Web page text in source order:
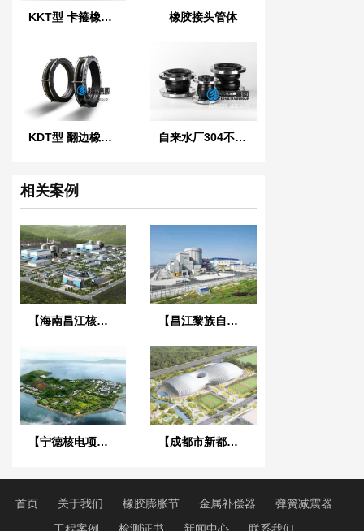
KKT型 卡箍橡胶接头 橡胶接头管体
KDT型 翻边橡胶接头 自来水厂304不锈钢橡胶管接头
相关案例
【海南昌江核电站项目】1、2号机通用机械橡胶接头合同 【昌江黎族自治区海南核电项目】橡胶膨胀节合同
【宁德核电项目】橡胶接头合同 【成都市新都香城体育中心】弹簧减震器合同
首页 关于我们 橡胶膨胀节 金属补偿器
弹簧减震器
工程案例
检测证书 新闻中心 联系我们